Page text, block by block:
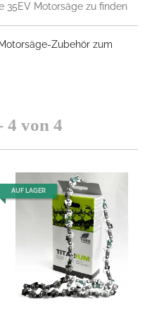
35EV Motorsäge zu finden
Zubehör zum
4 von 4
AUF LAGER